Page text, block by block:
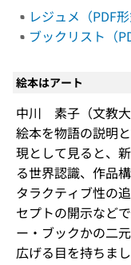
レジュメ（PDF形
ブックリスト（
絵本はアート
中川 素子（文教大
絵本を物語の説明
現として見ると、
る世界認識、作品
タラクティブ性の
セプトの開示など
ー・ブックかの二
広げる目を持ちまし